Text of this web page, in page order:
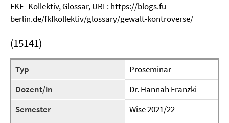
FKF_Kollektiv, Glossar, URL: https://blogs.fu-
berlin.de/fkfkollektiv/glossary/gewalt-kontroverse/
(15141)
Typ
Proseminar
Dozent/in
Dr. Hannah Franzki
Semester
Wise 2021/22